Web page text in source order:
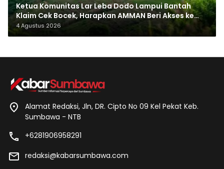
Ketua Komunitas Lar Leba Dodo Lampui Bantah
Klaim Cek Bocek, Harapkan AMMAN Beri Akses ke
Makam Leluhur
4 Agustus 2026
Alamat Redaksi, Jln, DR. Cipto No 09 Kel Pekat Keb.
Sumbawa - NTB
+6281906958291
redaksi@kabarsumbawa.com